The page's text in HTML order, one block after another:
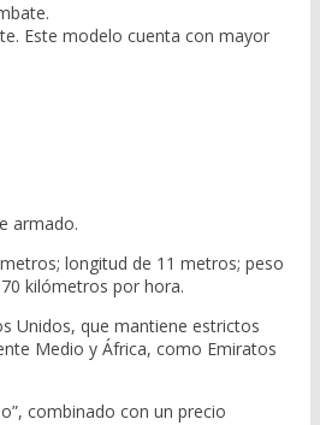
Este modelo cuenta con mayor
armado.
longitud de 11 metros; peso
kilómetros por hora.
Unidos, que mantiene estrictos
Medio y África, como Emiratos
combinado con un precio